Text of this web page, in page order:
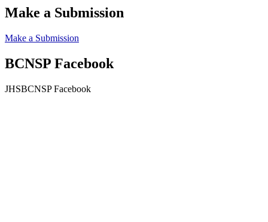
Make a Submission
Make a Submission
BCNSP Facebook
JHSBCNSP Facebook